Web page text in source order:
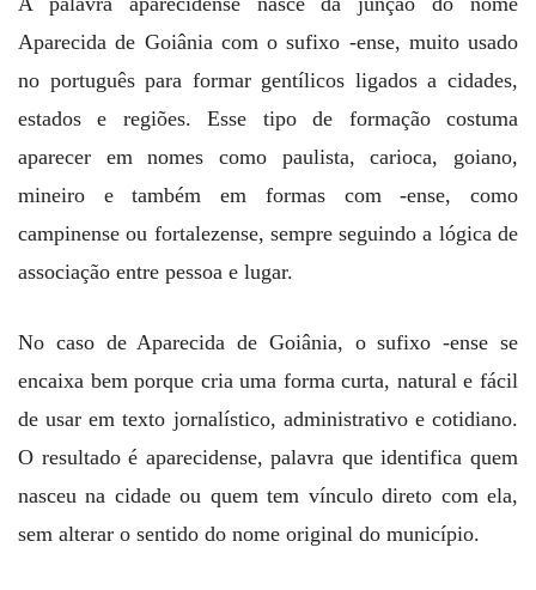
Aparecida de Goiânia com o sufixo -ense, muito usado
no português para formar gentílicos ligados a cidades,
estados e regiões. Esse tipo de formação costuma
aparecer em nomes como paulista, carioca, goiano,
mineiro e também em formas com -ense, como
campinense ou fortalezense, sempre seguindo a lógica de
associação entre pessoa e lugar.
No caso de Aparecida de Goiânia, o sufixo -ense se
encaixa bem porque cria uma forma curta, natural e fácil
de usar em texto jornalístico, administrativo e cotidiano.
O resultado é aparecidense, palavra que identifica quem
nasceu na cidade ou quem tem vínculo direto com ela,
sem alterar o sentido do nome original do município.